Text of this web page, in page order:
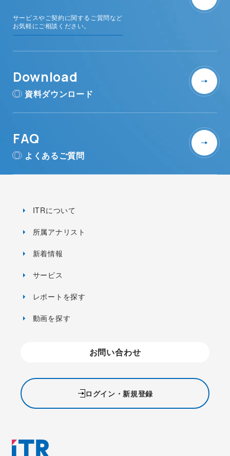
サービスやご契約に関するご質問など
お気軽にご相談ください。
Download
資料ダウンロード
FAQ
よくあるご質問
ITRについて
所属アナリスト
新着情報
サービス
レポートを探す
動画を探す
お問い合わせ
ログイン・新規登録